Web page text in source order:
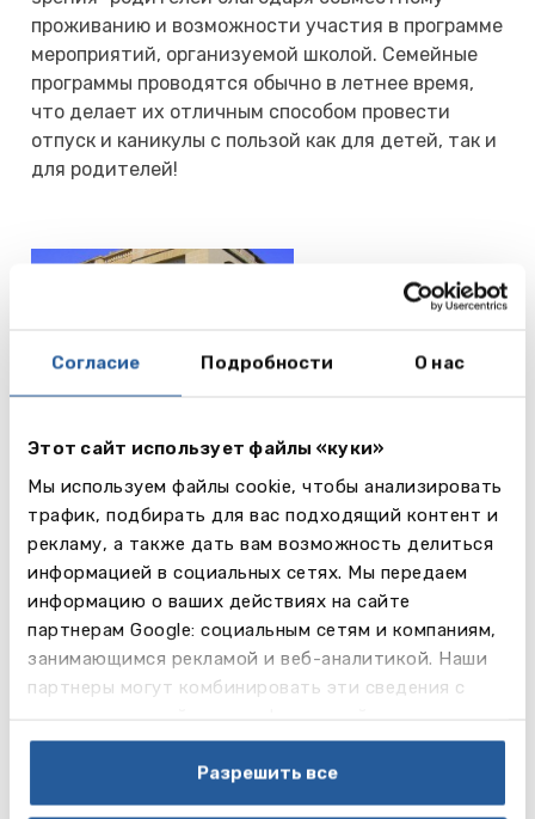
Согласие Подробности О нас
Этот сайт использует файлы «куки»
Мы используем файлы cookie, чтобы анализировать
трафик, подбирать для вас подходящий контент и
рекламу, а также дать вам возможность делиться
информацией в социальных сетях. Мы передаем
информацию о ваших действиях на сайте
партнерам Google: социальным сетям и компаниям,
занимающимся рекламой и веб-аналитикой. Наши
партнеры могут комбинировать эти сведения с
данными, которые они получили при использовании
Разрешить все
проживанию и возможности участия в программе
мероприятий, организуемой школой. Семейные
программы проводятся обычно в летнее время,
что делает их отличным способом провести
отпуск и каникулы с пользой как для детей, так и
для родителей!
GV Malta
далее
Bay, Malta
ACE English
Malta
Читать
далее
St
Читать
далее
Julian's,